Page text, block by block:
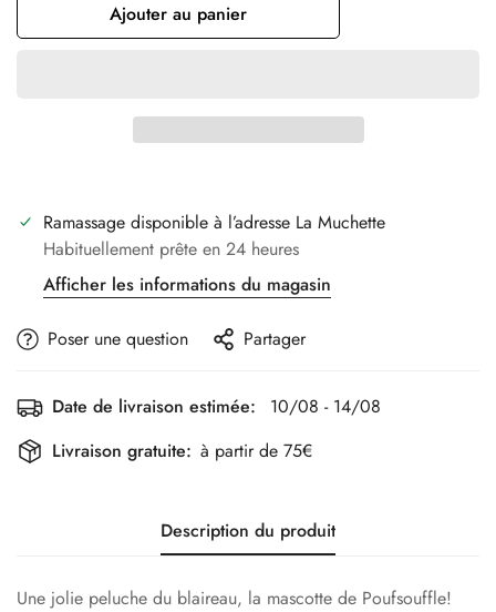
Ajouter au panier
Ramassage disponible à l’adresse La Muchette
Habituellement prête en 24 heures
Afficher les informations du magasin
Poser une question Partager
Date de livraison estimée:
10/08 - 14/08
Livraison gratuite: à partir de 75€
Description du produit
Une jolie peluche du blaireau, la mascotte de Poufsouffle!